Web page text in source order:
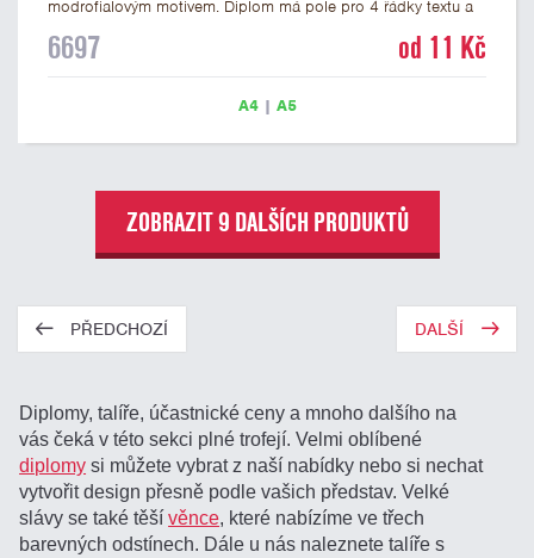
modrofialovým motivem. Diplom má pole pro 4 řádky textu a
ve formátu A4 a A5. Papírový diplom s univerzálním
6697 od 11 Kč
A4| A5
ZOBRAZIT 9 DALŠÍCH PRODUKTŮ
PŘEDCHOZÍ DALŠÍ
Diplomy, talíře, účastnické ceny a mnoho dalšího na
vás čeká v této sekci plné trofejí. Velmi oblíbené
diplomy si můžete vybrat z naší nabídky nebo si nechat
vytvořit design přesně podle vašich představ. Velké
slávy se také těšívěnce, které nabízíme ve třech
barevných odstínech. Dále u nás naleznete talíře s